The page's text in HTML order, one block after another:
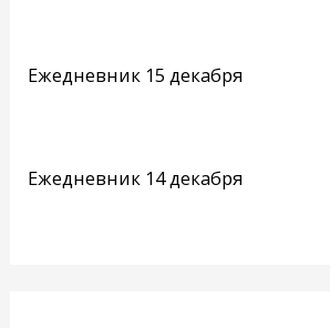
Ежедневник 15 декабря
Ежедневник 14 декабря